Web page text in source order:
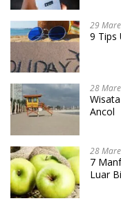
29
9 Tips
28
Ancol
28
7
Luar